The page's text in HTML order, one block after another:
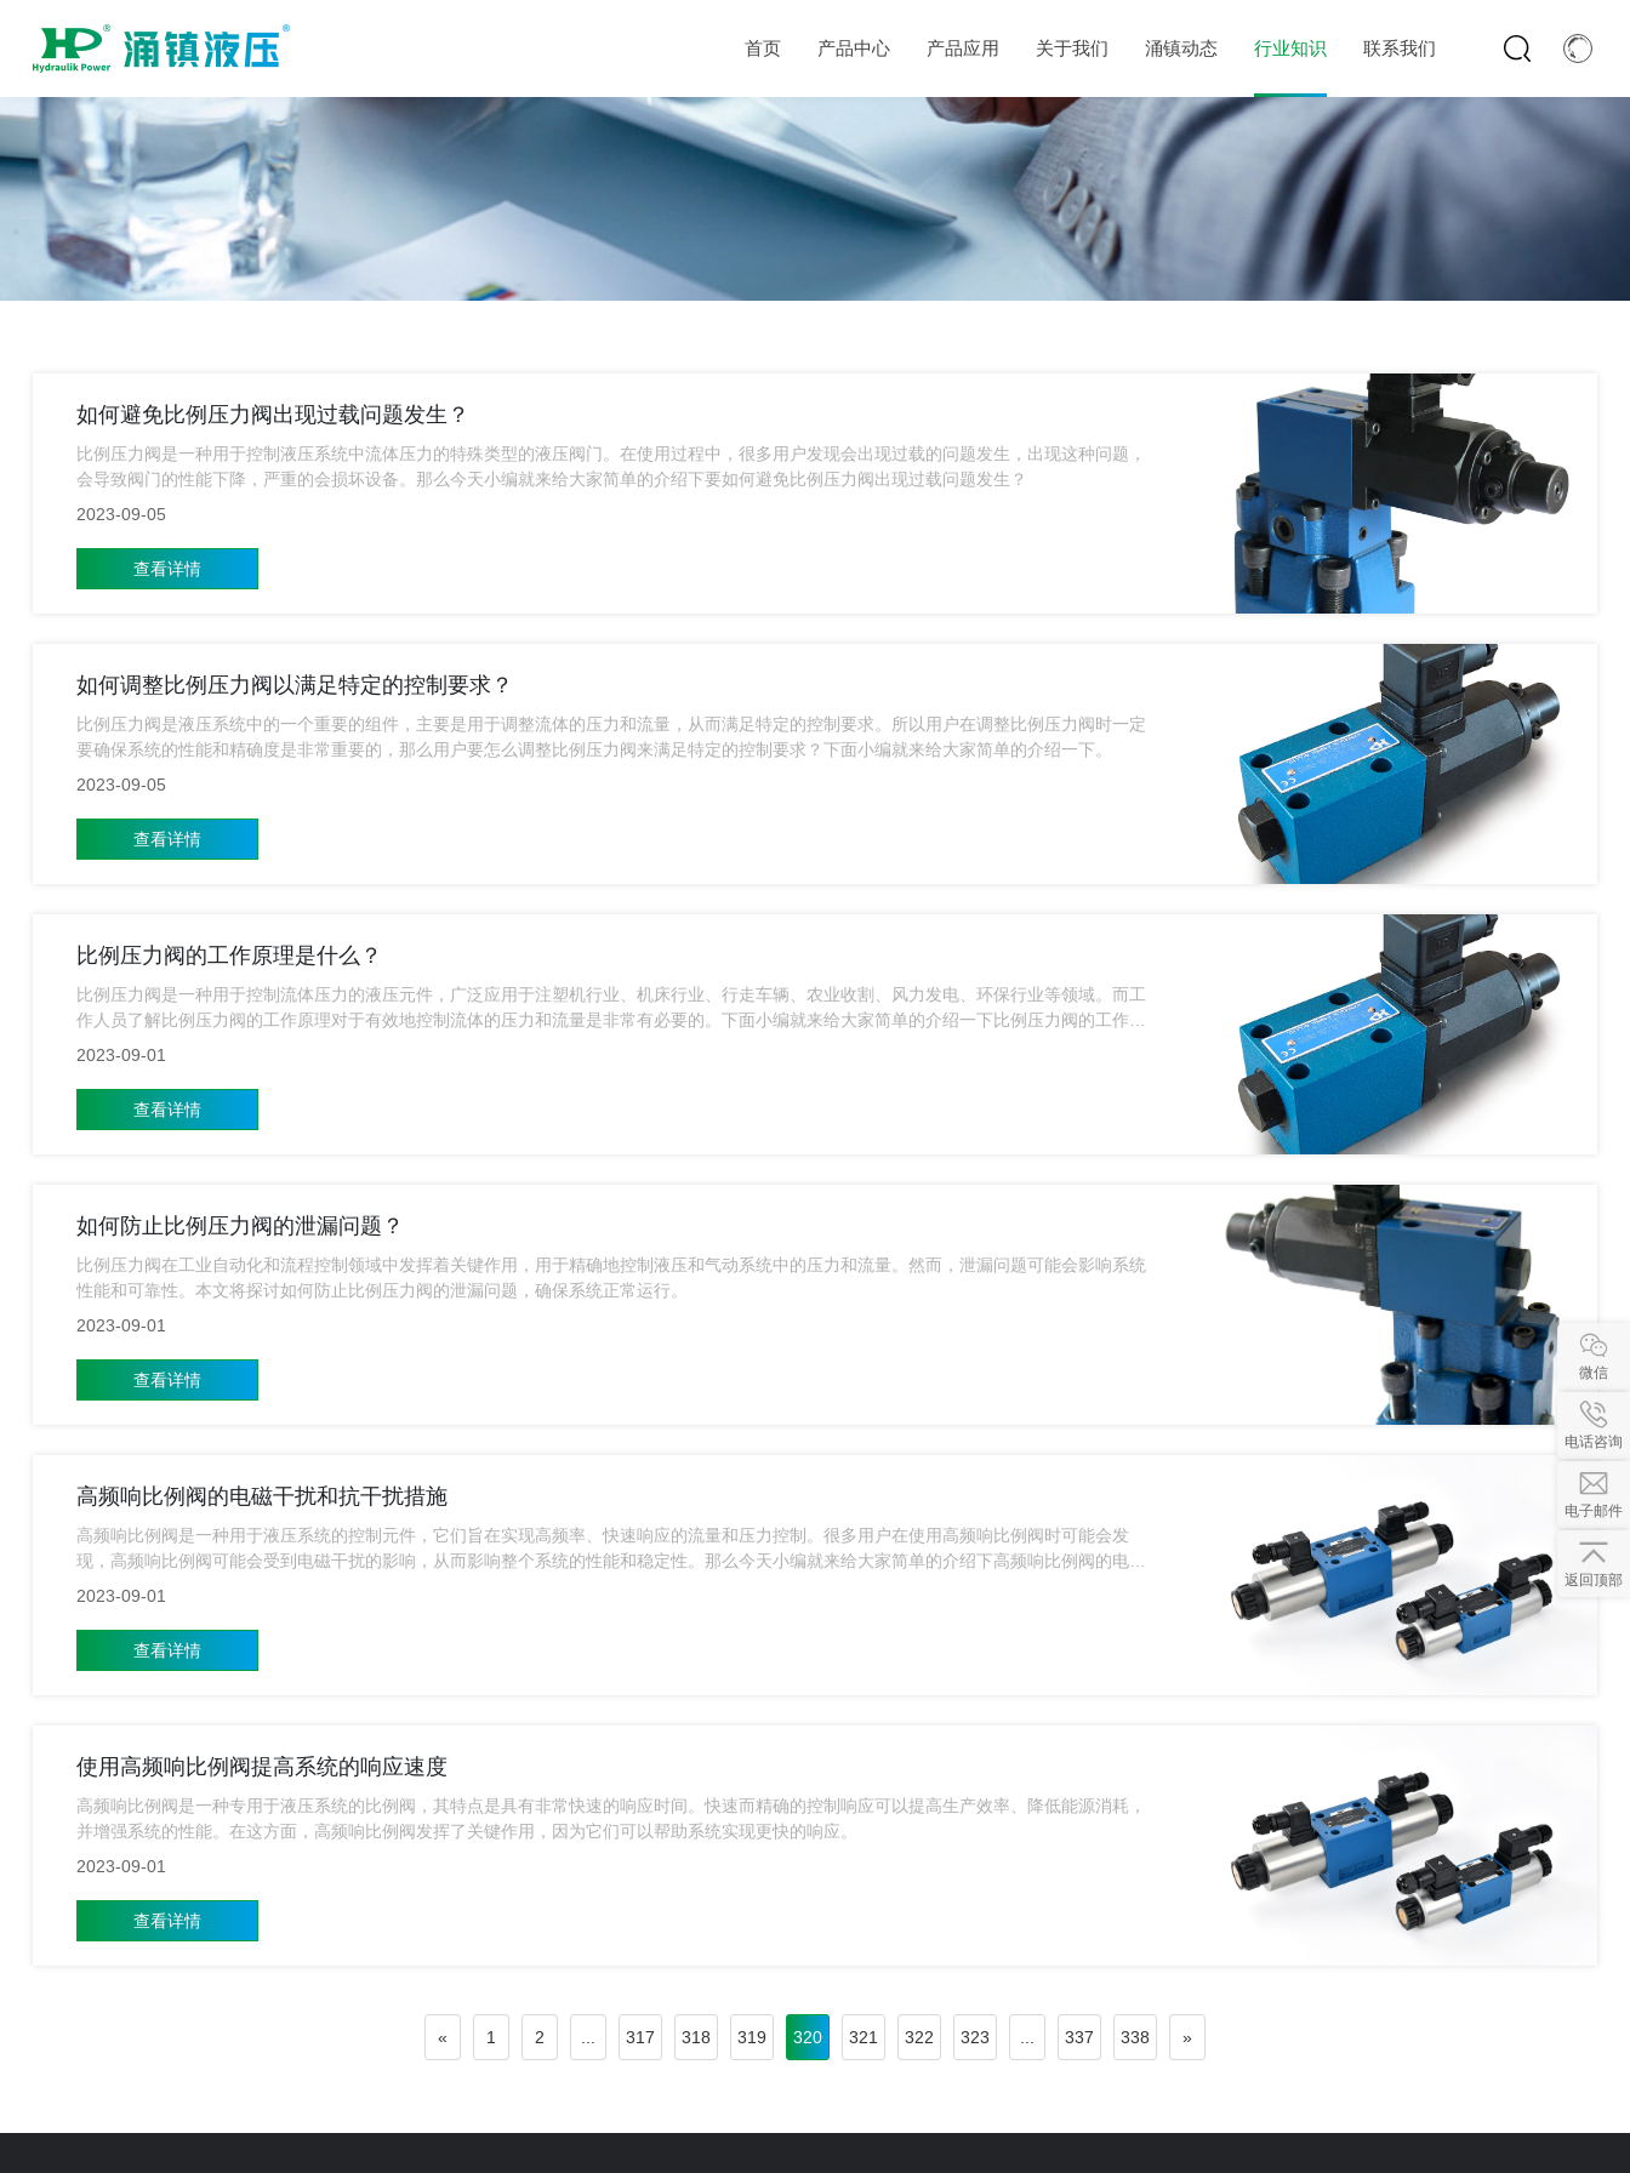
首页 产品中心 产品应用 关于我们 涌镇动态 行业知识 联系我们
如何避免比例压力阀出现过载问题发生？
比例压力阀是一种用于控制液压系统中流体压力的特殊类型的液压阀门。在使用过程中，很多用户发现会出现过载的问题发生，出现这种问题，
会导致阀门的性能下降，严重的会损坏设备。那么今天小编就来给大家简单的介绍下要如何避免比例压力阀出现过载问题发生？
2023-09-05
查看详情
如何调整比例压力阀以满足特定的控制要求？
比例压力阀是液压系统中的一个重要的组件，主要是用于调整流体的压力和流量，从而满足特定的控制要求。所以用户在调整比例压力阀时一定
要确保系统的性能和精确度是非常重要的，那么用户要怎么调整比例压力阀来满足特定的控制要求？下面小编就来给大家简单的介绍一下。
2023-09-05
查看详情
比例压力阀的工作原理是什么？
比例压力阀是一种用于控制流体压力的液压元件，广泛应用于注塑机行业、机床行业、行走车辆、农业收割、风力发电、环保行业等领域。而工
作人员了解比例压力阀的工作原理对于有效地控制流体的压力和流量是非常有必要的。下面小编就来给大家简单的介绍一下比例压力阀的工作原
理是什么？
2023-09-01
查看详情
如何防止比例压力阀的泄漏问题？
比例压力阀在工业自动化和流程控制领域中发挥着关键作用，用于精确地控制液压和气动系统中的压力和流量。然而，泄漏问题可能会影响系统
性能和可靠性。本文将探讨如何防止比例压力阀的泄漏问题，确保系统正常运行。
2023-09-01
查看详情
高频响比例阀的电磁干扰和抗干扰措施
高频响比例阀是一种用于液压系统的控制元件，它们旨在实现高频率、快速响应的流量和压力控制。很多用户在使用高频响比例阀时可能会发
现，高频响比例阀可能会受到电磁干扰的影响，从而影响整个系统的性能和稳定性。那么今天小编就来给大家简单的介绍下高频响比例阀的电磁
干扰问题，以及要采取哪些措施？
2023-09-01
查看详情
使用高频响比例阀提高系统的响应速度
高频响比例阀是一种专用于液压系统的比例阀，其特点是具有非常快速的响应时间。快速而精确的控制响应可以提高生产效率、降低能源消耗，
并增强系统的性能。在这方面，高频响比例阀发挥了关键作用，因为它们可以帮助系统实现更快的响应。
2023-09-01
查看详情
« 1 2 317 318 319 320 321 322 323 337 338 »
微信
电话咨询
电子邮件
返回顶部